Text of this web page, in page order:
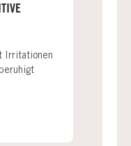
Irritationen